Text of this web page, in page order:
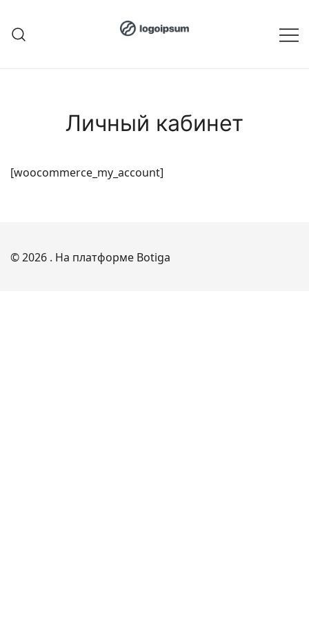
содержимому
Личный кабинет
[woocommerce_my_account]
© 2026 . На платформе Botiga